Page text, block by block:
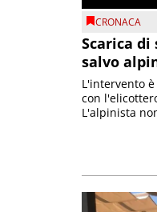
CRONACA
Scarica
salvo
L'intervento
con
L'alpinista